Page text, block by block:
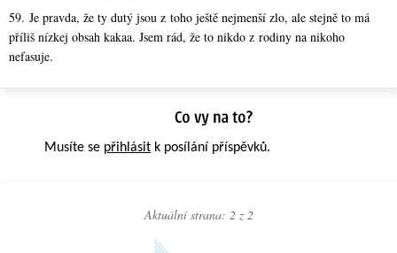
59. Je pravda, že ty dutý jsou z toho ještě nejmenší zlo, ale stejně to má
příliš nízkej obsah kakaa. Jsem rád, že to nikdo z rodiny na nikoho
nefasuje.
Musíte se přihlásit k posílání příspěvků.
Aktuální strana: 2 z 2